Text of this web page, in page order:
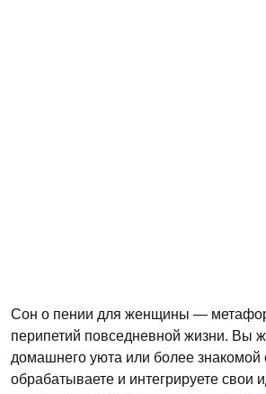
Сон о пении для женщины —
перипетий повседневной жизни. Вы
домашнего уюта или более знакомой
обрабатываете и интегрируете свои